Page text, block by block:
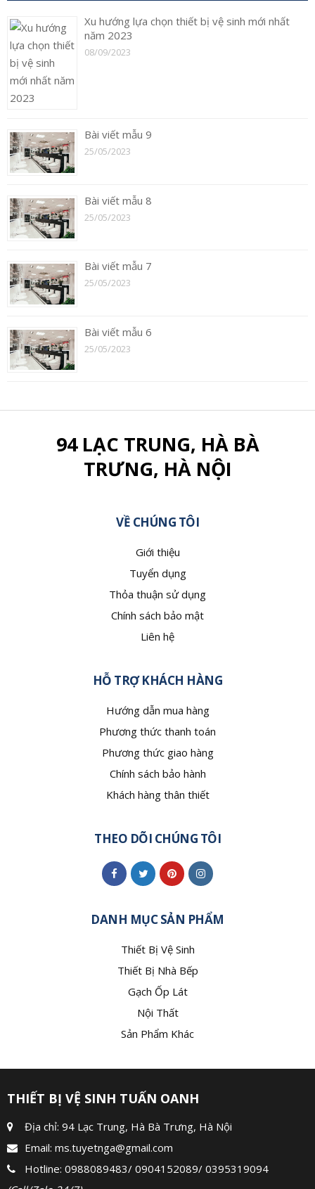
Xu hướng lựa chọn thiết bị vệ sinh mới nhất
năm 2023
08/09/2023
Bài viết mẫu 9
25/05/2023
Bài viết mẫu 8
25/05/2023
Bài viết mẫu 7
25/05/2023
Bài viết mẫu 6
25/05/2023
94 LẠC TRUNG, HÀ BÀ
TRƯNG, HÀ NỘI
VỀ CHÚNG TÔI
Giới thiệu
Tuyển dụng
Thỏa thuận sử dụng
Chính sách bảo mật
Liên hệ
HỖ TRỢ KHÁCH HÀNG
Hướng dẫn mua hàng
Phương thức thanh toán
Phương thức giao hàng
Chính sách bảo hành
Khách hàng thân thiết
THEO DÕI CHÚNG TÔI
DANH MỤC SẢN PHẨM
Thiết Bị Vệ Sinh
Thiết Bị Nhà Bếp
Gạch Ốp Lát
Nội Thất
Sản Phẩm Khác
THIẾT BỊ VỆ SINH TUẤN OANH
Địa chỉ: 94 Lạc Trung, Hà Bà Trưng, Hà Nội
Email: ms.tuyetnga@gmail.com
Hotline: 0988089483/ 0904152089/ 0395319094